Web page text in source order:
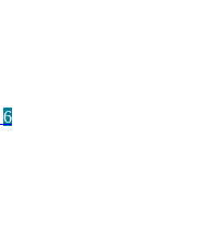
6